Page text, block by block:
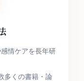
情ケアを長年研
多くの書籍・論